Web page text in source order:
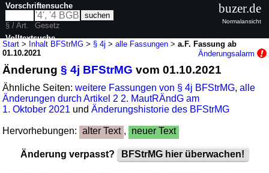
Start > Inhalt BFStrMG > § 4j >alle Fassungen >a.F. Fassung ab
01.10.2021
Änderungsalarm
Änderung§ 4j BFStrMG vom 01.10.2021
Ähnliche Seiten:weitere Fassungen von § 4j BFStrMG,alle
Änderungen durch Artikel 2 2. MautRÄndG am
1. Oktober 2021 undÄnderungshistorie des BFStrMG
Hervorhebungen: alter Text , neuer Text
Änderung verpasst? BFStrMG hier überwachen!
Vorschriftensuche
§ / Art.
Gesetz
Volltextsuche
buzer.de
Normalansicht